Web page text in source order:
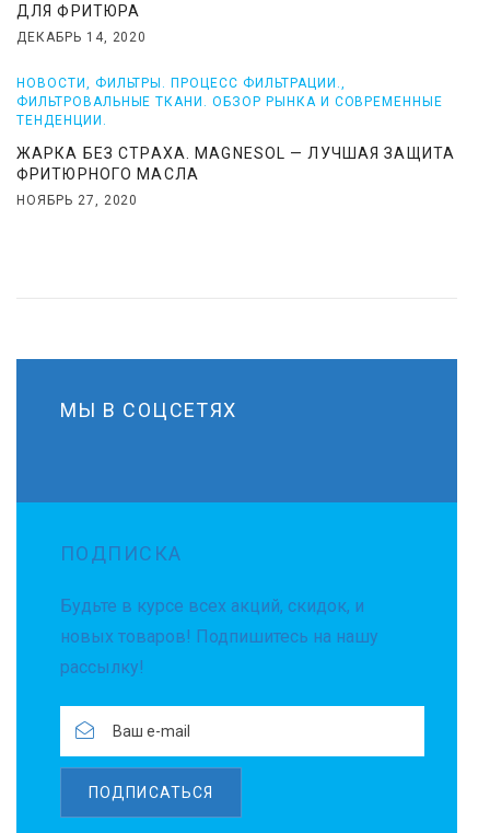
ДЛЯ ФРИТЮРА
ДЕКАБРЬ 14, 2020
НОВОСТИ ФИЛЬТРЫ. ПРОЦЕСС ФИЛЬТРАЦИИ.
ФИЛЬТРОВАЛЬНЫЕ ТКАНИ. ОБЗОР РЫНКА И СОВРЕМЕННЫЕ
ТЕНДЕНЦИИ.
ЖАРКА БЕЗ СТРАХА. MAGNESOL — ЛУЧШАЯ ЗАЩИТА
ФРИТЮРНОГО МАСЛА
НОЯБРЬ 27, 2020
МЫ В СОЦСЕТЯХ
ПОДПИСКА
Будьте в курсе всех акций, скидок, и
новых товаров! Подпишитесь на нашу
рассылку!
ПОДПИСАТЬСЯ